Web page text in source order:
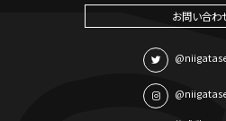
お問い合わ